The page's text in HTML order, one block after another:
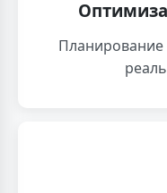
Планирование